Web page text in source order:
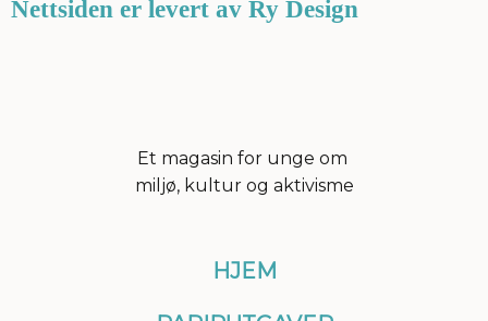
a
b
e
Nettsiden er levert av Ry Design
Et magasin for unge om
miljø, kultur og aktivisme
HJEM